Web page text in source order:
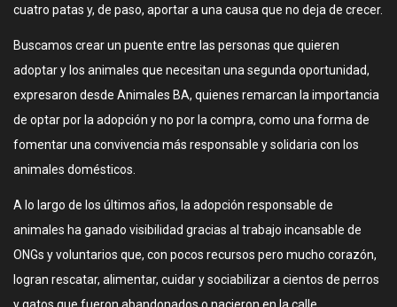
cuatro patas y, de paso, aportar a una causa que no deja de crecer.
Buscamos crear un puente entre las personas que quieren
adoptar y los animales que necesitan una segunda oportunidad,
expresaron desde Animales BA, quienes remarcan la importancia
de optar por la adopción y no por la compra, como una forma de
fomentar una convivencia más responsable y solidaria con los
animales domésticos.
A lo largo de los últimos años, la adopción responsable de
animales ha ganado visibilidad gracias al trabajo incansable de
ONGs y voluntarios que, con pocos recursos pero mucho corazón,
logran rescatar, alimentar, cuidar y sociabilizar a cientos de perros